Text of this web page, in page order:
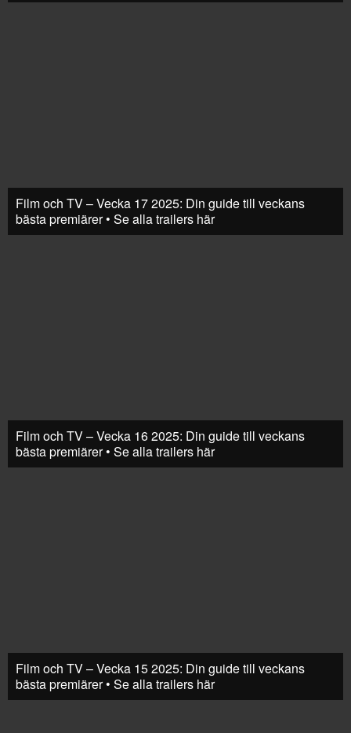
Film och TV – Vecka 17 2025: Din guide till veckans
bästa premiärer • Se alla trailers här
Film och TV – Vecka 16 2025: Din guide till veckans
bästa premiärer • Se alla trailers här
Film och TV – Vecka 15 2025: Din guide till veckans
bästa premiärer • Se alla trailers här